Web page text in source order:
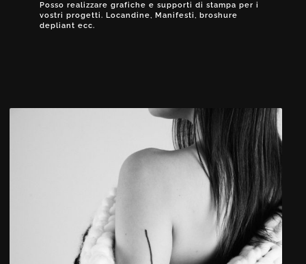
Posso realizzare grafiche e supporti di stampa per i
vostri progetti. Locandine, Manifesti, broshure
depliant ecc.